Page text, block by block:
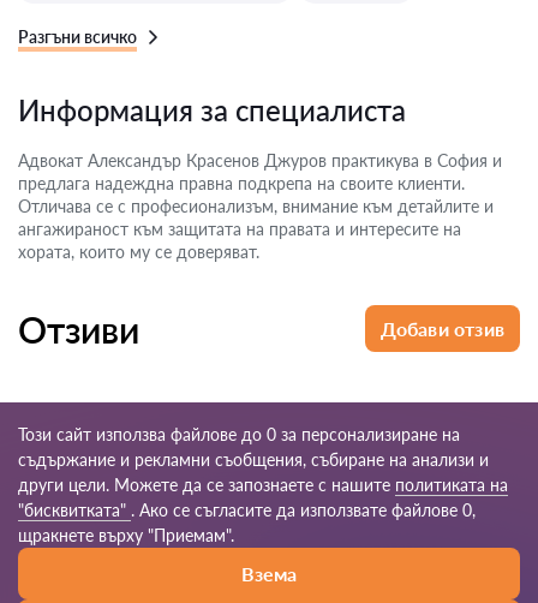
Разгъни всичко
Информация за специалиста
Адвокат Александър Красенов Джуров практикува в София и
предлага надеждна правна подкрепа на своите клиенти.
Отличава се с професионализъм, внимание към детайлите и
ангажираност към защитата на правата и интересите на
хората, които му се доверяват.
Отзиви Добави отзив
© 2026 Praven-bg.com
сайта
Този сайт използва файлове до 0 за персонализиране на
съдържание и рекламни съобщения, събиране на анализи и
други цели. Можете да се запознаете с нашите политиката на
"бисквитката" . Ако се съгласите да използвате файлове 0,
щракнете върху "Приемам".
Взема